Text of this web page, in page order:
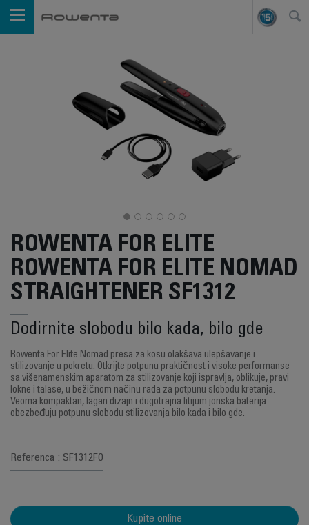
ROWENTA FOR ELITE
ROWENTA FOR ELITE NOMAD
STRAIGHTENER SF1312
Dodirnite slobodu bilo kada, bilo gde
Rowenta For Elite Nomad presa za kosu olakšava ulepšavanje i
stilizovanje u pokretu. Otkrijte potpunu praktičnost i visoke performanse
sa višenamenskim aparatom za stilizovanje koji ispravlja, oblikuje, pravi
lokne i talase, u bežičnom načinu rada za potpunu slobodu kretanja.
Veoma kompaktan, lagan dizajn i dugotrajna litijum jonska baterija
obezbeđuju potpunu slobodu stilizovanja bilo kada i bilo gde.
Referenca : SF1312F0
Kupite online